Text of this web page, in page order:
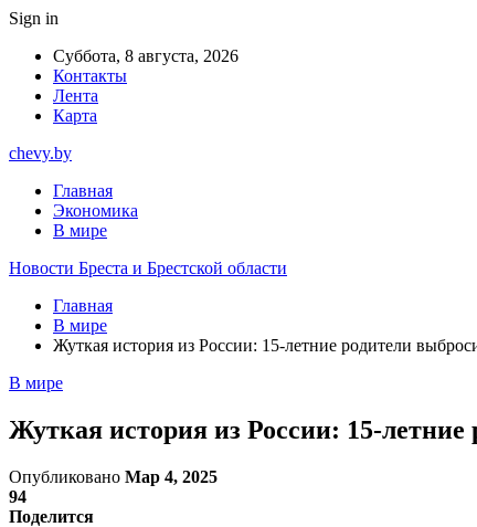
Sign in
Суббота, 8 августа, 2026
Контакты
Лента
Карта
chevy.by
Главная
Экономика
В мире
Новости Бреста и Брестской области
Главная
В мире
Жуткая история из России: 15-летние родители
В мире
Жуткая история из России: 15-
Опубликовано Мар 4, 2025
94
Поделится